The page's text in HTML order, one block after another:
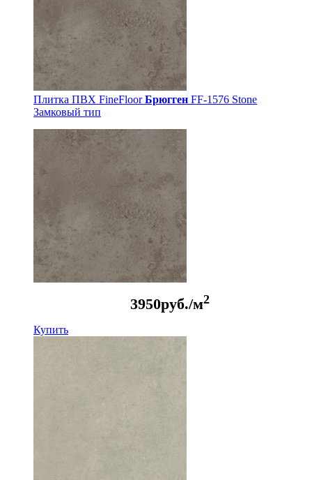
Плитка ПВХ FineFloorБрюгген FF-1576 Stone
Замковый тип
3950руб./м2
Купить